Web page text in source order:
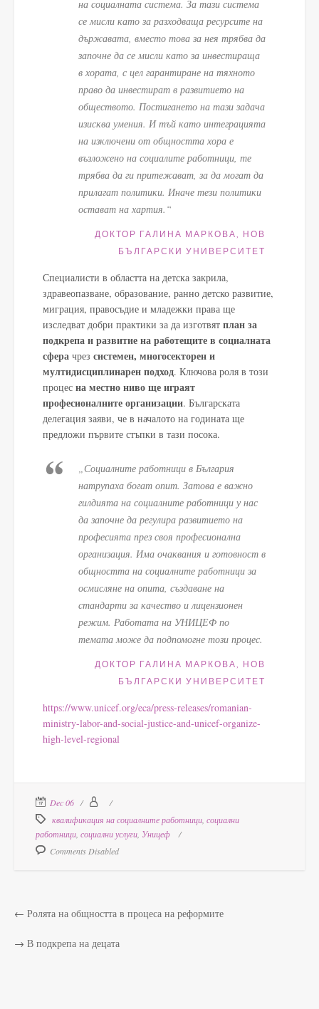
на социалната система. За тази система
се мисли като за разходваща ресурсите на
държавата, вместо това за нея трябва да
започне да се мисли като за инвестираща
в хората, с цел гарантиране на тяхното
право да инвестират в развитието на
обществото. Постигането на тази задача
изисква умения. И тъй като интеграцията
на изключени от общността хора е
възложено на социалите работници, те
трябва да ги притежават, за да могат да
прилагат политики. Иначе тези политики
остават на хартия.“
ДОКТОР ГАЛИНА МАРКОВА, НОВ
БЪЛГАРСКИ УНИВЕРСИТЕТ
Специалисти в областта на детска закрила,
здравеопазване, образование, ранно детско развитие,
миграция, правосъдие и младежки права ще
изследват добри практики за да изготвят план за
подкрепа и развитие на работещите в социалната
сфера чрез системен, многосекторен и
мултидисциплинарен подход. Ключова роля в този
процес на местно ниво ще играят
професионалните организации. Българската
делегация заяви, че в началото на годината ще
предложи първите стъпки в тази посока.
„Социалните работници в България
натрупаха богат опит. Затова е важно
гилдията на социалните работници у нас
да започне да регулира развитието на
професията през своя професионална
организация. Има очаквания и готовност в
общността на социалните работници за
осмисляне на опита, създаване на
стандарти за качество и лицензионен
режим. Работата на УНИЦЕФ по
темата може да подпомогне този процес.
ДОКТОР ГАЛИНА МАРКОВА, НОВ
БЪЛГАРСКИ УНИВЕРСИТЕТ
https://www.unicef.org/eca/press-releases/romanian-
ministry-labor-and-social-justice-and-unicef-organize-
high-level-regional
Dec 06
квалификация на социалните работници социални
работници социални услуги Уницеф
Comments Disabled
← Ролята на общността в процеса на реформите
→ В подкрепа на децата